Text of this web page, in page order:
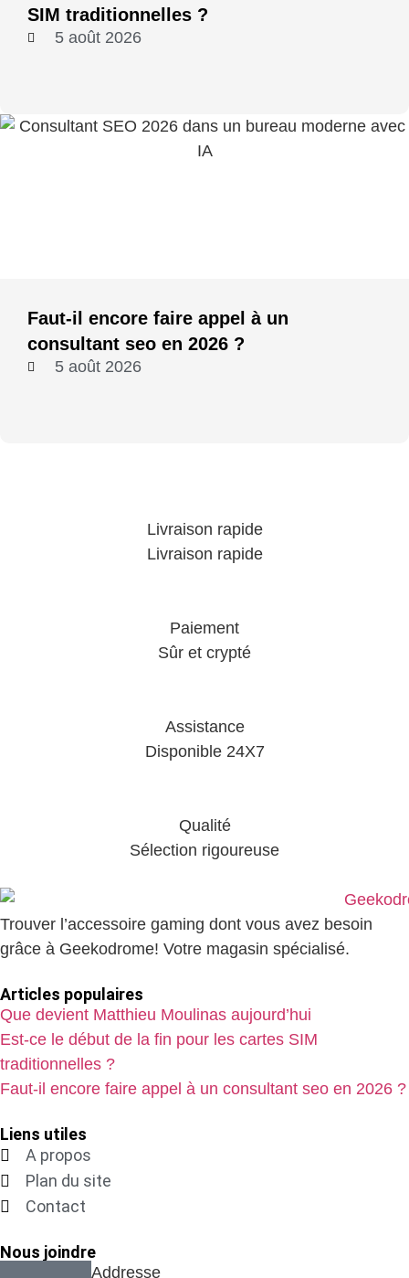
SIM traditionnelles ?
5 août 2026
Faut-il encore faire appel à un
consultant seo en 2026 ?
5 août 2026
Livraison rapide
Livraison rapide
Paiement
Sûr et crypté
Assistance
Disponible 24X7
Qualité
Sélection rigoureuse
Trouver l’accessoire gaming dont vous avez besoin
grâce à Geekodrome! Votre magasin spécialisé.
Articles populaires
Que devient Matthieu Moulinas aujourd’hui
Est-ce le début de la fin pour les cartes SIM
traditionnelles ?
Faut-il encore faire appel à un consultant seo en 2026 ?
Liens utiles
A propos
Plan du site
Contact
Nous joindre
Addresse